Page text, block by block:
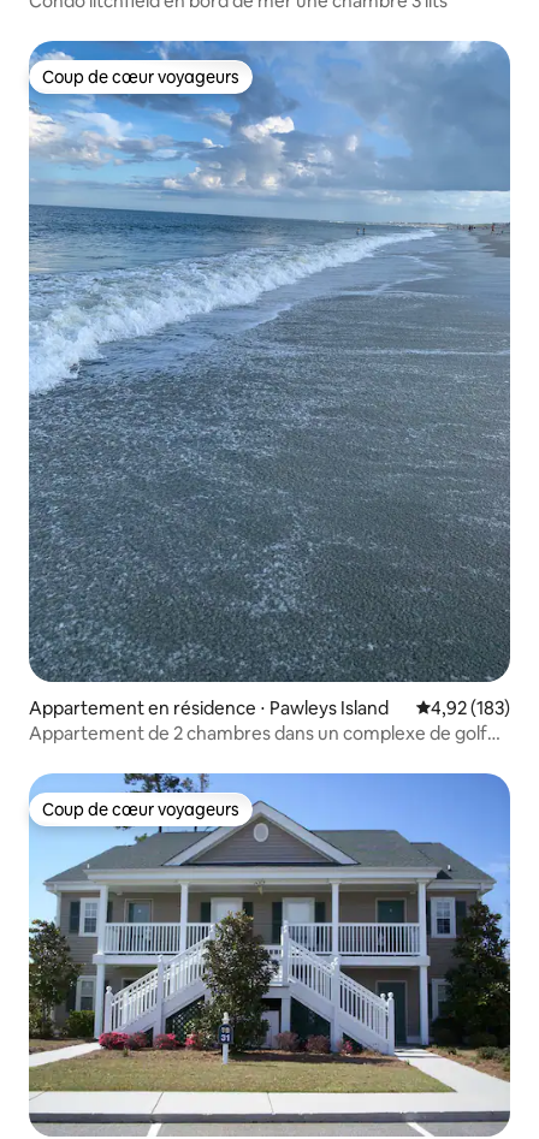
Coup de cœur voyageurs
Coup de cœur voyageurs
Appartement en résidence ⋅ Pawleys Island Évaluation
4,92 (183)
Appartement de 2 chambres dans un complexe de golf
Coup de cœur voyageurs
Coup de cœur voyageurs